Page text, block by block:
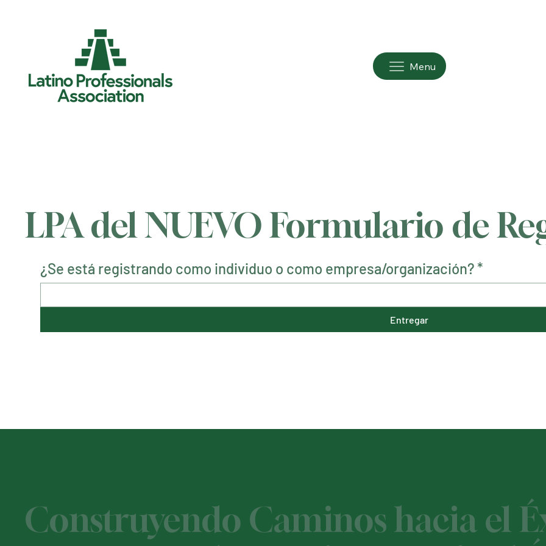
Menu
LPA del NUEVO Formulario de
¿Se está registrando como individuo o como empresa/organización?*
Entregar
Construyendo Caminos hacia el